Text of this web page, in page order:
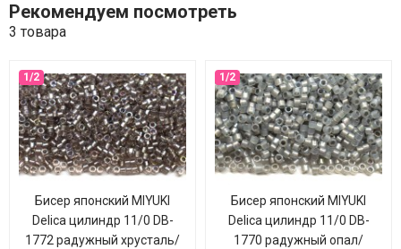
Рекомендуем посмотреть
3 товара
Бисер японский MIYUKI
Delica цилиндр 11/0 DB-
1772 радужный хрусталь/
Бисер японский MIYUKI
Delica цилиндр 11/0 DB-
1770 радужный опал/